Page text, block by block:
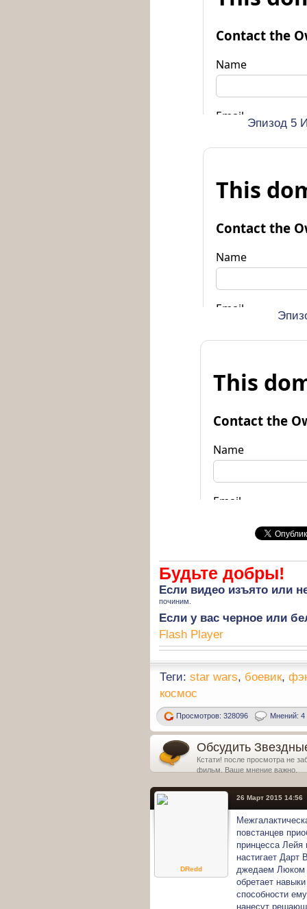
Эпизод 5
Будьте добры!
Если видео изъято или
починим.
Если у вас черное или
Flash Player
Теги: star wars, боевик,
космос
Просмотров: 328096 Мнений: 4
Обсудить
Кстати! после просмотра не
фильм. Ваше мнение важно.
26 Март 2015 14:56
DRedd
повстанцев
принцесса
настигает Дарт
джедаем Люком
обретает
способности
нанесут